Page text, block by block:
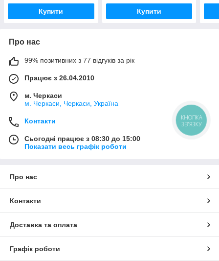
Купити Купити
Про нас
99% позитивних з 77 відгуків за рік
Працює з 26.04.2010
м. Черкаси
м. Черкаси, Черкаси, Україна
Контакти
Сьогодні працює з 08:30 до 15:00
Показати весь графік роботи
Про нас
Контакти
Доставка та оплата
Графік роботи
КНОПКА
ЗВ'ЯЗКУ